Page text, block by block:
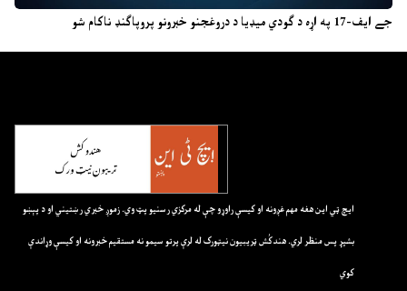
جے ایف-17 په اړه د ګودي میډیا د دروغجنو خبرونو پروپاګنډ ناکام شو
ايچ ټي اين هغه مهم غږونه او کيسې راوړو چې له مرکزي رسنيو پټ وي. زموږ خبري رښتيني او د پېښو
بشپړ پس منظر لري. هندکُش ټريبيون نيټورک له لرې پرتو سيمو نه مستقيم خبرونه او کيسې وړاندې
کوي